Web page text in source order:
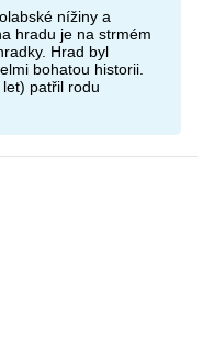
nížiny a
hradu je na strmém
Hrad byl
bohatou historii.
patřil rodu